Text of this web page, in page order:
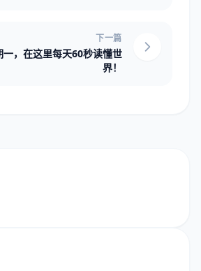
下一篇
，在这里每天60秒读懂世
界！